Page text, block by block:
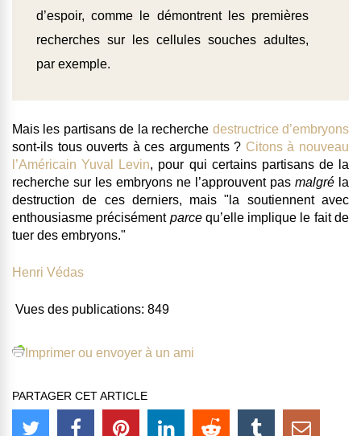
d’espoir, comme le démontrent les premières
recherches sur les cellules souches adultes,
par exemple.
Mais les partisans de la recherche destructrice d’embryons
sont-ils tous ouverts à ces arguments ? Citons à nouveau
l’Américain Yuval Levin, pour qui certains partisans de la
recherche sur les embryons ne l’approuvent pas malgré la
destruction de ces derniers, mais "la soutiennent avec
enthousiasme précisément parcequ’elle implique le fait de
tuer des embryons."
Henri Védas
Vues des publications: 849
Imprimer ou envoyer à un ami
PARTAGER CET ARTICLE